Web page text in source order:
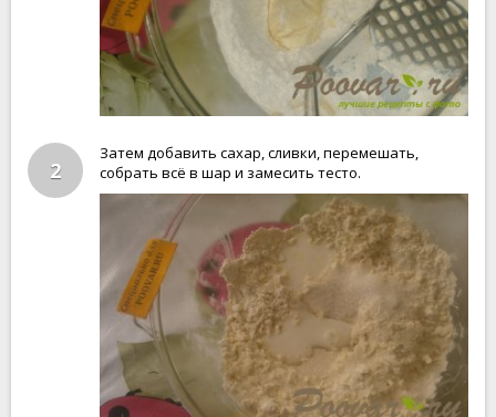
2
Затем добавить сахар, сливки, перемешать,
собрать всё в шар и замесить тесто.